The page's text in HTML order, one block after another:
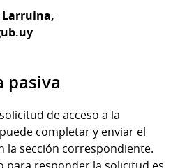
pasiva
de acceso a la
completar y enviar el
la sección correspondiente.
para responder la solicitud es